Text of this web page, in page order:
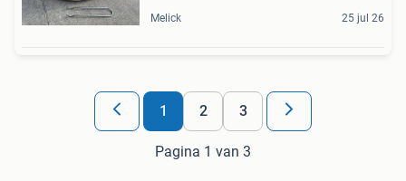
Melick 25 jul 26
1 2 3
Pagina 1 van 3